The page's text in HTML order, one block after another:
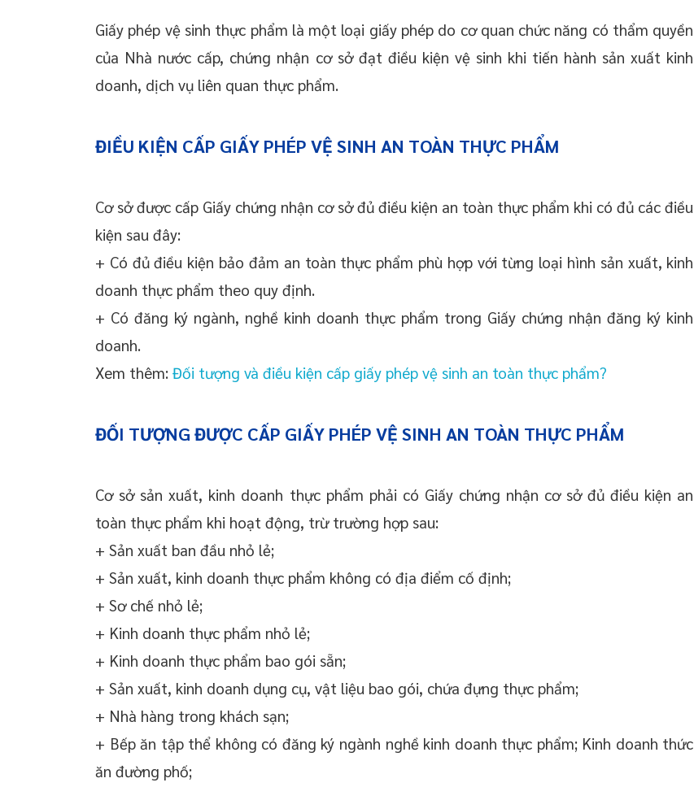
Giấy phép vệ sinh thực phẩm là một loại giấy phép do cơ quan chức năng có thẩm quyền
của Nhà nước cấp, chứng nhận cơ sở đạt điều kiện vệ sinh khi tiến hành sản xuất kinh
doanh, dịch vụ liên quan thực phẩm.
ĐIỀU KIỆN CẤP GIẤY PHÉP VỆ SINH AN TOÀN THỰC PHẨM
Cơ sở được cấp Giấy chứng nhận cơ sở đủ điều kiện an toàn thực phẩm khi có đủ các điều
kiện sau đây:
+ Có đủ điều kiện bảo đảm an toàn thực phẩm phù hợp với từng loại hình sản xuất, kinh
doanh thực phẩm theo quy định.
+ Có đăng ký ngành, nghề kinh doanh thực phẩm trong Giấy chứng nhận đăng ký kinh
doanh.
Xem thêm:Đối tượng và điều kiện cấp giấy phép vệ sinh an toàn thực phẩm?
ĐỐI TƯỢNG ĐƯỢC CẤP GIẤY PHÉP VỆ SINH AN TOÀN THỰC PHẨM
Cơ sở sản xuất, kinh doanh thực phẩm phải có Giấy chứng nhận cơ sở đủ điều kiện an
toàn thực phẩm khi hoạt động, trừ trường hợp sau:
+ Sản xuất ban đầu nhỏ lẻ;
+ Sản xuất, kinh doanh thực phẩm không có địa điểm cố định;
+ Sơ chế nhỏ lẻ;
+ Kinh doanh thực phẩm nhỏ lẻ;
+ Kinh doanh thực phẩm bao gói sẵn;
+ Sản xuất, kinh doanh dụng cụ, vật liệu bao gói, chứa đựng thực phẩm;
+ Nhà hàng trong khách sạn;
+ Bếp ăn tập thể không có đăng ký ngành nghề kinh doanh thực phẩm; Kinh doanh thức
ăn đường phố;